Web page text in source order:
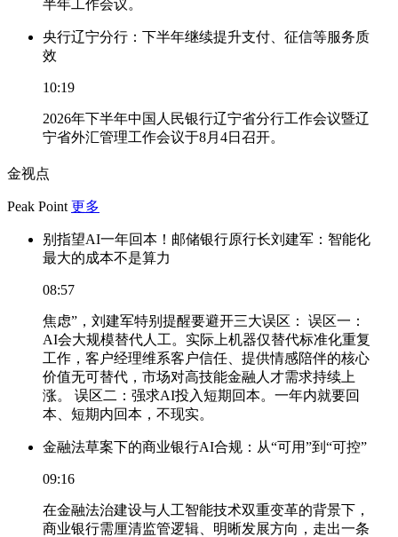
半年工作会议。
央行辽宁分行：下半年继续提升支付、征信等服务质
效
10:19
2026年下半年中国人民银行辽宁省分行工作会议暨辽
宁省外汇管理工作会议于8月4日召开。
金视点
Peak Point 更多
别指望AI一年回本！邮储银行原行长刘建军：智能化
最大的成本不是算力
08:57
焦虑”，刘建军特别提醒要避开三大误区： 误区一：
AI会大规模替代人工。实际上机器仅替代标准化重复
工作，客户经理维系客户信任、提供情感陪伴的核心
价值无可替代，市场对高技能金融人才需求持续上
涨。 误区二：强求AI投入短期回本。一年内就要回
本、短期内回本，不现实。
金融法草案下的商业银行AI合规：从“可用”到“可控”
09:16
在金融法治建设与人工智能技术双重变革的背景下，
商业银行需厘清监管逻辑、明晰发展方向，走出一条